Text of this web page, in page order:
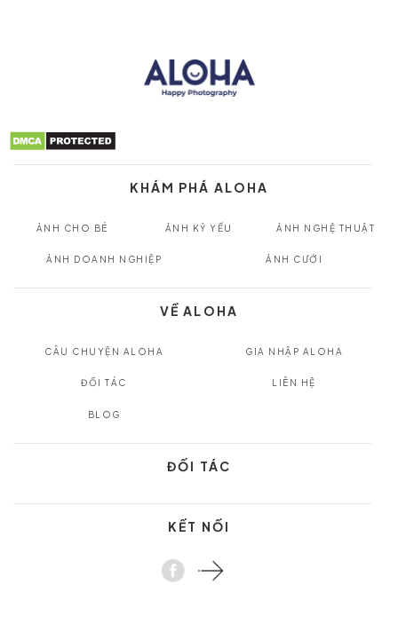
KHÁM PHÁ ALOHA
ẢNH CHO BÉ ẢNH KỶ YẾU ẢNH NGHỆ THUẬT
ẢNH DOANH NGHIỆP ẢNH CƯỚI
VỀ ALOHA
CÂU CHUYỆN ALOHA GIA NHẬP ALOHA
ĐỐI TÁC LIÊN HỆ
BLOG
ĐỐI TÁC
KẾT NỐI